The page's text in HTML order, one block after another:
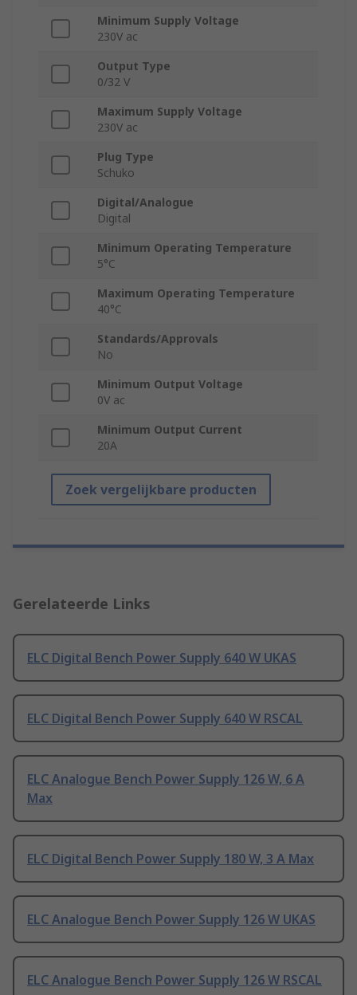
Minimum Supply Voltage
230V ac
Output Type
0/32 V
Maximum Supply Voltage
230V ac
Plug Type
Schuko
Digital/Analogue
Digital
Minimum Operating Temperature
5°C
Maximum Operating Temperature
40°C
Standards/Approvals
No
Minimum Output Voltage
0V ac
Minimum Output Current
20A
Zoek vergelijkbare producten
Gerelateerde Links
ELC Digital Bench Power Supply 640 W UKAS
ELC Digital Bench Power Supply 640 W RSCAL
ELC Analogue Bench Power Supply 126 W, 6 A
Max
ELC Digital Bench Power Supply 180 W, 3 A Max
ELC Analogue Bench Power Supply 126 W UKAS
ELC Analogue Bench Power Supply 126 W RSCAL